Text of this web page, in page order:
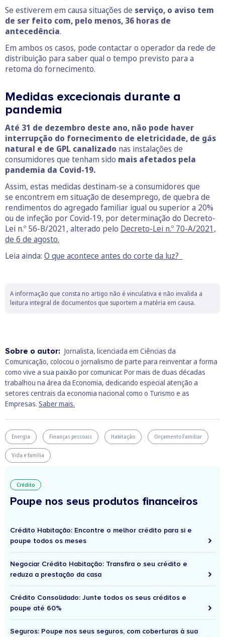
Se estiverem em causa situações de serviço, o aviso tem
de ser feito com, pelo menos, 36 horas de
antecedência.
Em ambos os casos, pode contactar o operador da rede de
distribuição para saber qual o tempo previsto para a
retoma do fornecimento.
Medidas excecionais durante a
pandemia
Até 31 de dezembro deste ano, não pode haver
interrupção do fornecimento de eletricidade, de gás
natural e de GPL canalizado nas instalações de
consumidores que tenham sido mais afetados pela
pandemia da Covid-19.
Assim, estas medidas destinam-se a consumidores que
se encontrem em situação de desemprego, de quebra de
rendimentos do agregado familiar igual ou superior a 20%
ou de infeção por Covid-19, por determinação do Decreto-
Lei n.º 56-B/2021, alterado pelo Decreto-Lei n.º 70-A/2021,
de 6 de agosto.
Leia ainda: O que acontece antes do corte da luz?
A informação que consta no artigo não é vinculativa e não invalida a
leitura integral de documentos que suportem a matéria em causa.
Sobre o autor: Jornalista, licenciada em Ciências da
Comunicação, colocou o jornalismo de parte para reinventar a forma
como vive a sua paixão por comunicar. Por mais de duas décadas
trabalhou na área da Economia, dedicando especial atenção a
setores centrais da economia nacional como o Turismo e as
Empresas. Saber mais.
Energia Finanças pessoais Habitação Orçamento Familiar
Vida e família
Crédito
Poupe nos seus produtos financeiros
Crédito Habitação: Encontre o melhor crédito para si e
poupe todos os meses
Negociar Crédito Habitação: Transfira o seu crédito e
reduza a prestação da casa
Crédito Consolidado: Junte todos os seus créditos e
poupe até 60%
Seguros: Poupe nos seus seguros, com coberturas à sua